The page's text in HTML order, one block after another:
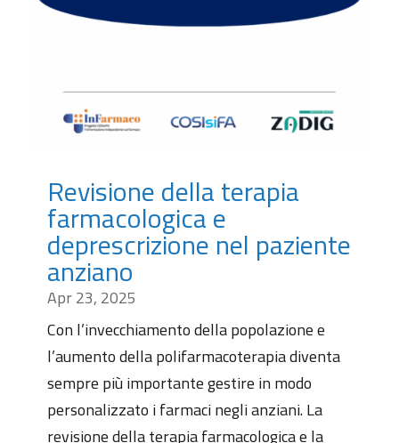
Revisione della terapia
farmacologica e
deprescrizione nel paziente
anziano
Apr 23, 2025
Con l’invecchiamento della popolazione e
l’aumento della polifarmacoterapia diventa
sempre più importante gestire in modo
personalizzato i farmaci negli anziani. La
revisione della terapia farmacologica e la